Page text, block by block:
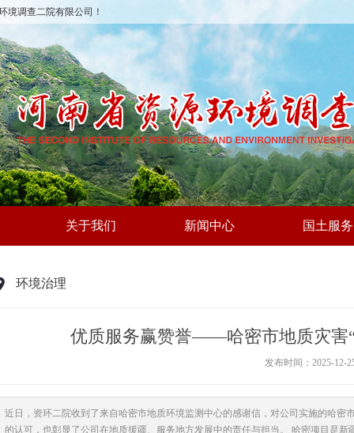
境调查二院有限公司！
关于我们 新闻中心 国土服务
环境治理
优质服务赢赞誉——哈密市地质灾害
发布时间：2025-12-
近日，资环二院收到了来自哈密市地质环境监测中心的感谢信，对公司实施的哈
的认可，也彰显了公司在地质援疆、服务地方发展中的责任与担当。 哈密项目是